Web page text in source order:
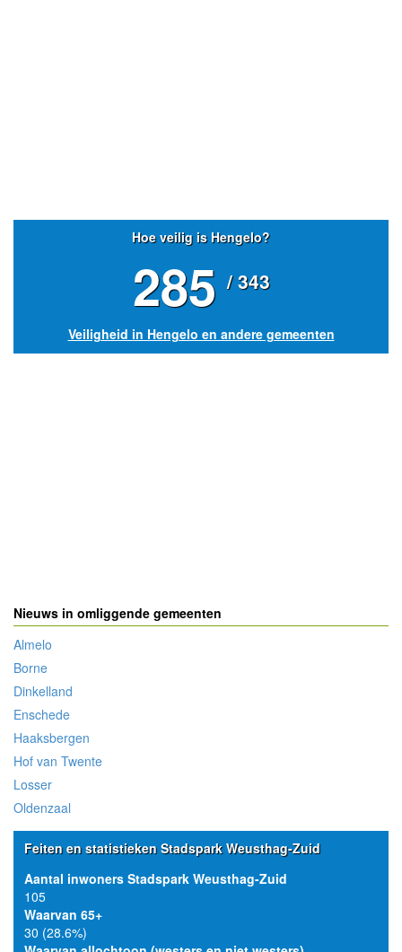
Hoe veilig is Hengelo?
285 / 343
Veiligheid in Hengelo en andere gemeenten
Nieuws in omliggende gemeenten
Almelo
Borne
Dinkelland
Enschede
Haaksbergen
Hof van Twente
Losser
Oldenzaal
Feiten en statistieken Stadspark Weusthag-Zuid
Aantal inwoners Stadspark Weusthag-Zuid
105
Waarvan 65+
30 (28.6%)